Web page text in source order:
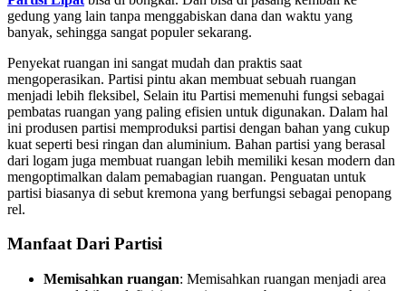
gedung yang lain tanpa menggabiskan dana dan waktu yang
banyak, sehingga sangat populer sekarang.
Penyekat ruangan ini sangat mudah dan praktis saat
mengoperasikan. Partisi pintu akan membuat sebuah ruangan
menjadi lebih fleksibel, Selain itu Partisi memenuhi fungsi sebagai
pembatas ruangan yang paling efisien untuk digunakan. Dalam hal
ini produsen partisi memproduksi partisi dengan bahan yang cukup
kuat seperti besi ringan dan aluminium. Bahan partisi yang berasal
dari logam juga membuat ruangan lebih memiliki kesan modern dan
mengoptimalkan dalam pemabagian ruangan. Penguatan untuk
partisi biasanya di sebut kremona yang berfungsi sebagai penopang
rel.
Manfaat Dari Partisi
Memisahkan ruangan: Memisahkan ruangan menjadi area